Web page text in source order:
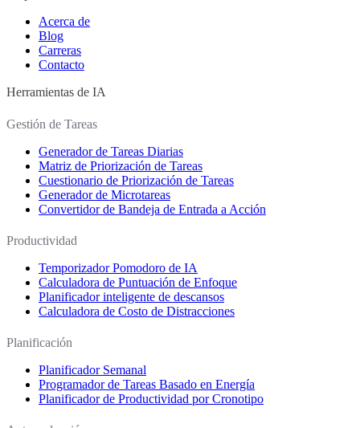
Acerca de
Blog
Carreras
Contacto
Herramientas de IA
Gestión de Tareas
Generador de Tareas Diarias
Matriz de Priorización de Tareas
Cuestionario de Priorización de Tareas
Generador de Microtareas
Convertidor de Bandeja de Entrada a Acción
Productividad
Temporizador Pomodoro de IA
Calculadora de Puntuación de Enfoque
Planificador inteligente de descansos
Calculadora de Costo de Distracciones
Planificación
Planificador Semanal
Programador de Tareas Basado en Energía
Planificador de Productividad por Cronotipo